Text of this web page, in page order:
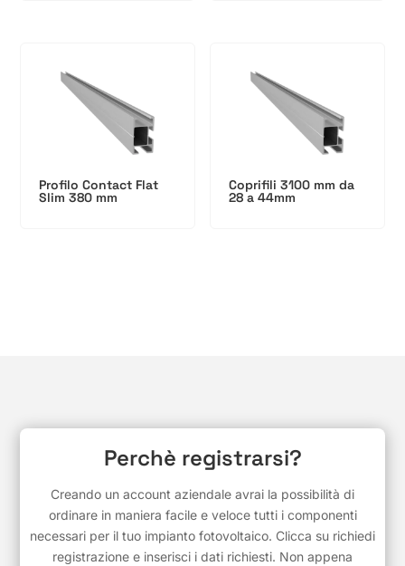
Profilo Contact Flat
Slim 380 mm
Coprifili 3100 mm da
28 a 44mm
Perchè registrarsi?
Creando un account aziendale avrai la possibilità di
ordinare in maniera facile e veloce tutti i componenti
necessari per il tuo impianto fotovoltaico. Clicca su richiedi
registrazione e inserisci i dati richiesti. Non appena